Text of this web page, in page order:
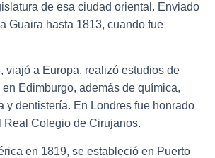
de esa ciudad oriental. Enviado
Guaira hasta 1813, cuando fue
viajó a Europa, realizó estudios de
Edimburgo, además de química,
y dentistería. En Londres fue honrado
Real Colegio de Cirujanos.
en 1819, se estableció en Puerto